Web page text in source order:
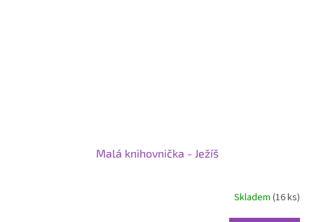
Malá knihovnička - Ježíš
Skladem (16 ks)